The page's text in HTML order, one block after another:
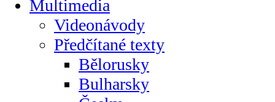
Multimedia
Videonávody
Předčítané texty
Bělorusky
Bulharsky